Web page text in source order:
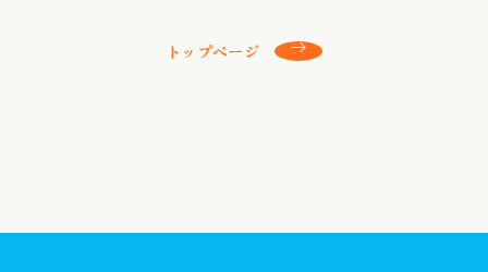
トップページ